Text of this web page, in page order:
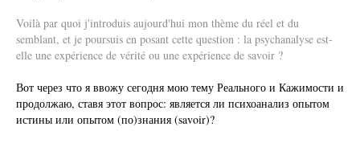
Voilà par quoi j'introduis aujourd'hui mon thème du réel et du
semblant, et je poursuis en posant cette question : la psychanalyse est-
elle une expérience de vérité ou une expérience de savoir ?
Вот через что я ввожу сегодня мою тему Реального и Кажимости и
продолжаю, ставя этот вопрос: является ли психоанализ опытом
истины или опытом (по)знания (savoir)?